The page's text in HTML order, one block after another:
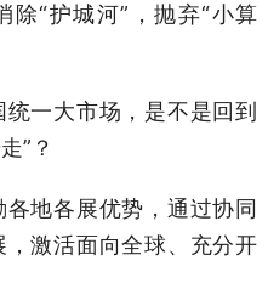
除“护城河”，抛弃“小算
一大市场，是不是回到
”？
地各展优势，通过协同
激活面向全球、充分开